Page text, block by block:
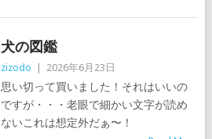
犬の図鑑
zizodo 2026年6月23日
思い切って買いました！それはいいの
ですが・・・老眼で細かい文字が読め
ないこれは想定外だぁ〜！